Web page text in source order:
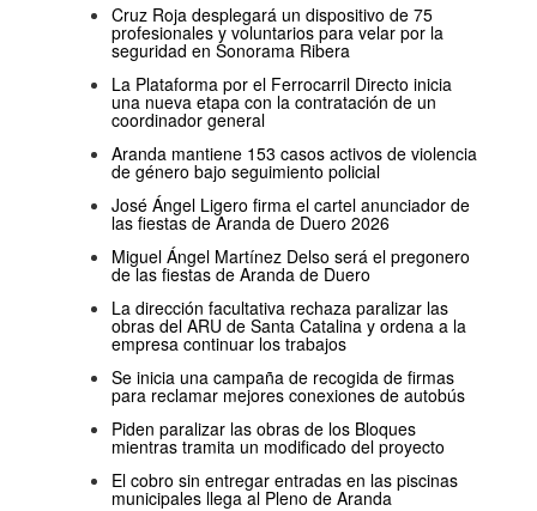
Cruz Roja desplegará un dispositivo de 75
profesionales y voluntarios para velar por la
seguridad en Sonorama Ribera
La Plataforma por el Ferrocarril Directo inicia
una nueva etapa con la contratación de un
coordinador general
Aranda mantiene 153 casos activos de violencia
de género bajo seguimiento policial
José Ángel Ligero firma el cartel anunciador de
las fiestas de Aranda de Duero 2026
Miguel Ángel Martínez Delso será el pregonero
de las fiestas de Aranda de Duero
La dirección facultativa rechaza paralizar las
obras del ARU de Santa Catalina y ordena a la
empresa continuar los trabajos
Se inicia una campaña de recogida de firmas
para reclamar mejores conexiones de autobús
Piden paralizar las obras de los Bloques
mientras tramita un modificado del proyecto
El cobro sin entregar entradas en las piscinas
municipales llega al Pleno de Aranda